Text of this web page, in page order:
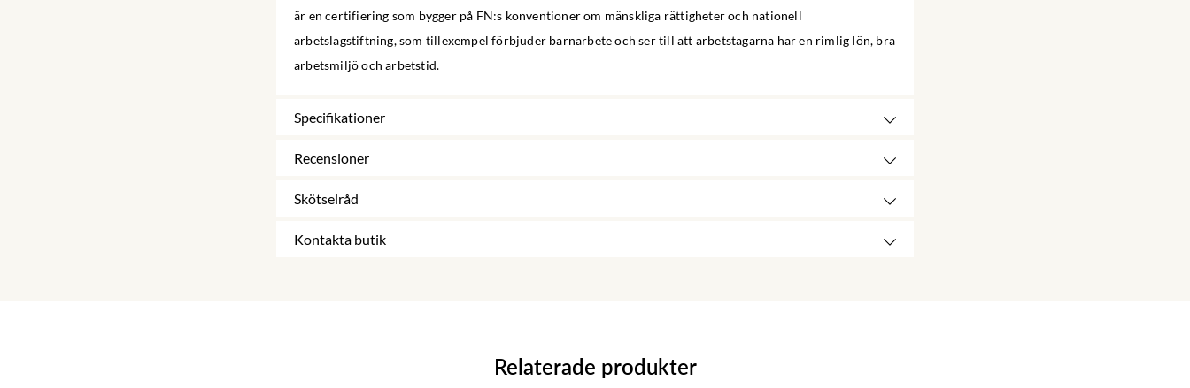
är en certifiering som bygger på FN:s konventioner om mänskliga rättigheter och nationell
arbetslagstiftning, som tillexempel förbjuder barnarbete och ser till att arbetstagarna har en rimlig lön, bra
arbetsmiljö och arbetstid.
Specifikationer
Recensioner
Skötselråd
Kontakta butik
Relaterade produkter